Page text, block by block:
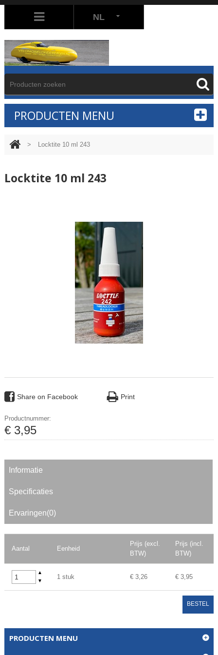
NL
PRODUCTEN MENU
> Locktite 10 ml 243
Share on Facebook Print
Locktite 10 ml 243
Productnummer:
€ 3,95
Informatie
Specificaties
Ervaringen(0)
Aantal Eenheid
Prijs (excl.
BTW)
Prijs (incl.
BTW)
▲
▼
1 stuk € 3,26 € 3,95
BESTEL
PRODUCTEN MENU